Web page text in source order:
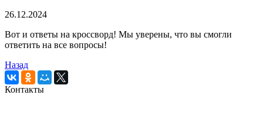
26.12.2024
Вот и ответы на кроссворд! Мы уверены, что вы смогли
ответить на все вопросы!
Назад
Контакты